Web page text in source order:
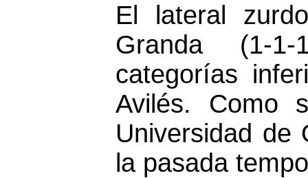
El lateral
Granda (1-
categorías
Avilés. Como
Universidad de
la pasada